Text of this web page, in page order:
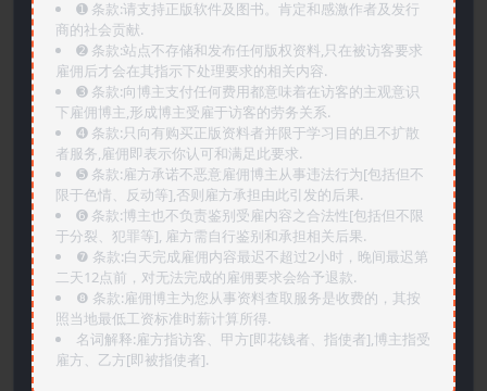
➊️ 条款:请支持正版软件及图书。肯定和感激作者及发行
商的社会贡献.
➋️ 条款:站点不存储和发布任何版权资料,只在被访客要求
雇佣后才会在其指示下处理要求的相关内容.
➌️ 条款:向博主支付任何费用都意味着在访客的主观意识
下雇佣博主,形成博主受雇于访客的劳务关系.
➍️ 条款:只向有购买正版资料者并限于学习目的且不扩散
者服务,雇佣即表示你认可和满足此要求.
➎ 条款:雇方承诺不恶意雇佣博主从事违法行为[包括但不
限于色情、反动等],否则雇方承担由此引发的后果.
➏️ 条款:博主也不负责鉴别受雇内容之合法性[包括但不限
于分裂、犯罪等], 雇方需自行鉴别和承担相关后果.
❼ 条款:白天完成雇佣内容最迟不超过2小时，晚间最迟第
二天12点前，对无法完成的雇佣要求会给予退款.
❽ 条款:雇佣博主为您从事资料查取服务是收费的，其按
照当地最低工资标准时薪计算所得.
名词解释:雇方指访客、甲方[即花钱者、指使者],博主指受
雇方、乙方[即被指使者].